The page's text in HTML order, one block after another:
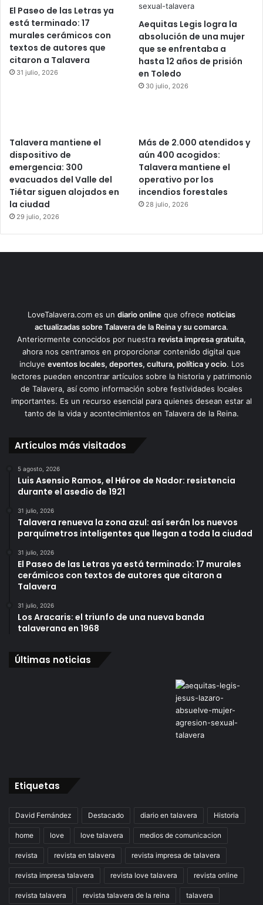
El Paseo de las Letras ya
está terminado: 17
murales cerámicos con
textos de autores que
citaron a Talavera
31 julio, 2026
Aequitas Legis logra la
absolución de una mujer
que se enfrentaba a
hasta 12 años de prisión
en Toledo
30 julio, 2026
Talavera mantiene el
dispositivo de
emergencia: 300
evacuados del Valle del
Tiétar siguen alojados en
la ciudad
29 julio, 2026
Más de 2.000 atendidos y
aún 400 acogidos:
Talavera mantiene el
operativo por los
incendios forestales
28 julio, 2026
LoveTalavera.com es un diario online que ofrece noticias
actualizadas sobre Talavera de la Reina y su comarca.
Anteriormente conocidos por nuestra revista impresa gratuita,
ahora nos centramos en proporcionar contenido digital que
incluye eventos locales, deportes, cultura, política y ocio. Los
lectores pueden encontrar artículos sobre la historia y patrimonio
de Talavera, así como información sobre festividades locales
importantes. Es un recurso esencial para quienes desean estar al
tanto de la vida y acontecimientos en Talavera de la Reina.
Artículos más visitados
5 agosto, 2026
Luis Asensio Ramos, el Héroe de Nador: resistencia
durante el asedio de 1921
31 julio, 2026
Talavera renueva la zona azul: así serán los nuevos
parquímetros inteligentes que llegan a toda la ciudad
31 julio, 2026
El Paseo de las Letras ya está terminado: 17 murales
cerámicos con textos de autores que citaron a
Talavera
31 julio, 2026
Los Aracaris: el triunfo de una nueva banda
talaverana en 1968
Últimas noticias
Etiquetas
David Fernández Destacado diario en talavera Historia
home love love talavera medios de comunicacion
revista revista en talavera revista impresa de talavera
revista impresa talavera revista love talavera revista online
revista talavera revista talavera de la reina talavera